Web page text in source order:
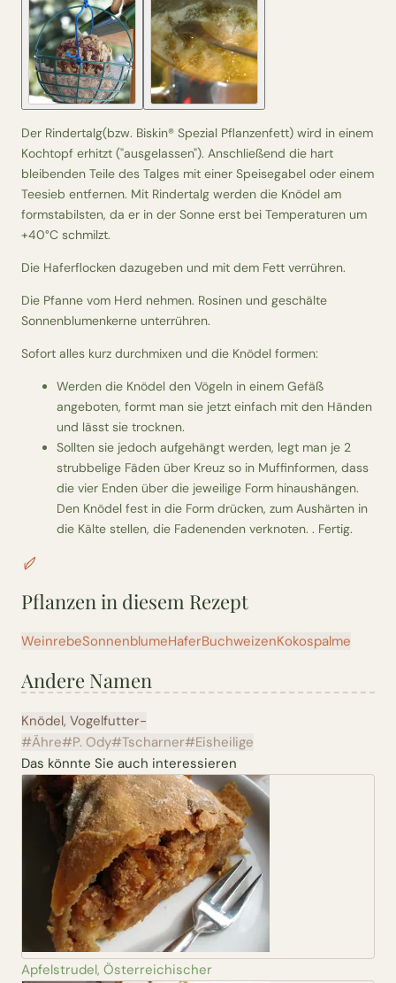
Der Rindertalg(bzw. Biskin® Spezial Pflanzenfett) wird in einem
Kochtopf erhitzt ("ausgelassen"). Anschließend die hart
bleibenden Teile des Talges mit einer Speisegabel oder einem
Teesieb entfernen. Mit Rindertalg werden die Knödel am
formstabilsten, da er in der Sonne erst bei Temperaturen um
+40°C schmilzt.
Die Haferflocken dazugeben und mit dem Fett verrühren.
Die Pfanne vom Herd nehmen. Rosinen und geschälte
Sonnenblumenkerne unterrühren.
Sofort alles kurz durchmixen und die Knödel formen:
Werden die Knödel den Vögeln in einem Gefäß
angeboten, formt man sie jetzt einfach mit den Händen
und lässt sie trocknen.
Sollten sie jedoch aufgehängt werden, legt man je 2
strubbelige Fäden über Kreuz so in Muffinformen, dass
die vier Enden über die jeweilige Form hinaushängen.
Den Knödel fest in die Form drücken, zum Aushärten in
die Kälte stellen, die Fadenenden verknoten. . Fertig.
Pflanzen in diesem Rezept
WeinrebeSonnenblumeHaferBuchweizenKokospalme
Andere Namen
Knödel, Vogelfutter-
#Ähre#P. Ody#Tscharner#Eisheilige
Das könnte Sie auch interessieren
Apfelstrudel, Österreichischer